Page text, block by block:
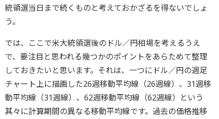
統領選当日まで続くものと考えておかざるを得ないでしょ
う。
では、ここで米大統領選後のドル／円相場を考えるうえ
で、要注目と思われる幾つかのポイントをあらためて整理
しておきたいと思います。それは、一つにドル／円の週足
チャート上に描画した26週移動平均線（26週線）、31週移
動平均線（31週線）、62週移動平均線（62週線）という
其々に計算期間の異なる移動平均線です。過去の価格推移